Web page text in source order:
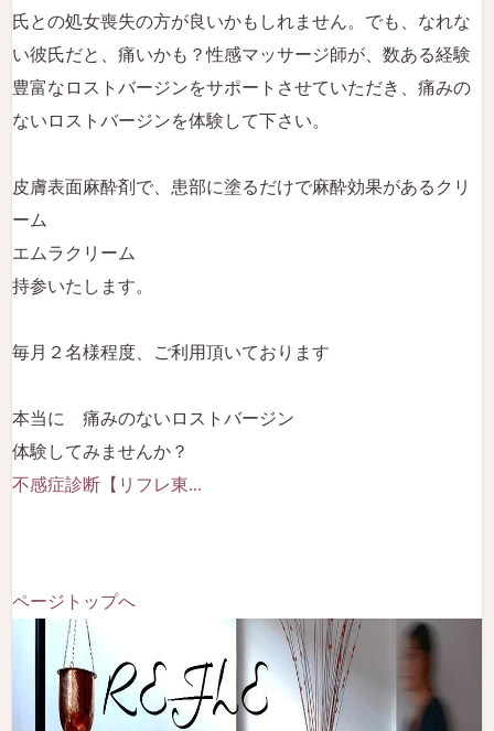
氏との処女喪失の方が良いかもしれません。でも、なれな
い彼氏だと、痛いかも？性感マッサージ師が、数ある経験
豊富なロストバージンをサポートさせていただき、痛みの
ないロストバージンを体験して下さい。
皮膚表面麻酔剤で、患部に塗るだけで麻酔効果があるクリ
ーム
エムラクリーム
持参いたします。
毎月２名様程度、ご利用頂いております
本当に 痛みのないロストバージン
体験してみませんか？
不感症診断【リフレ東...
ページトップへ